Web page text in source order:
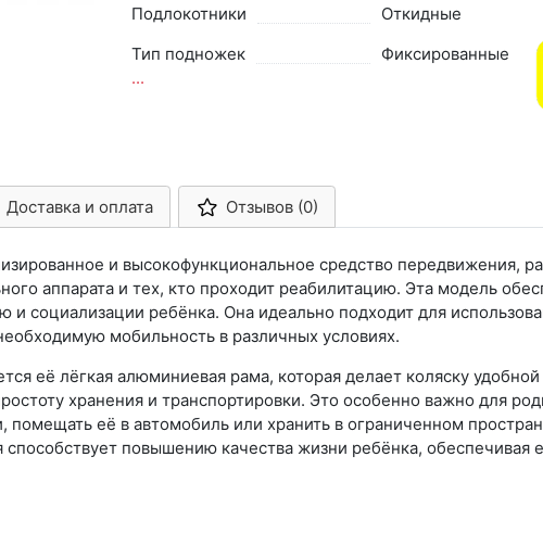
Подлокотники
Откидные
Тип подножек
Фиксированные
...
Доставка и оплата Отзывов (0)
и высокофункциональное средство передвижения,
аппарата и тех, кто проходит реабилитацию. Эта модель
и социализации ребёнка. Она идеально подходит для
мобильность в различных условиях.
её лёгкая алюминиевая рама, которая делает коляску
хранения и транспортировки. Это особенно важно для
помещать её в автомобиль или хранить в ограниченном
способствует повышению качества жизни ребёнка,